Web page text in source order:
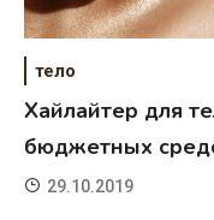
тело
Хайлайтер для
бюджетных
29.10.2019